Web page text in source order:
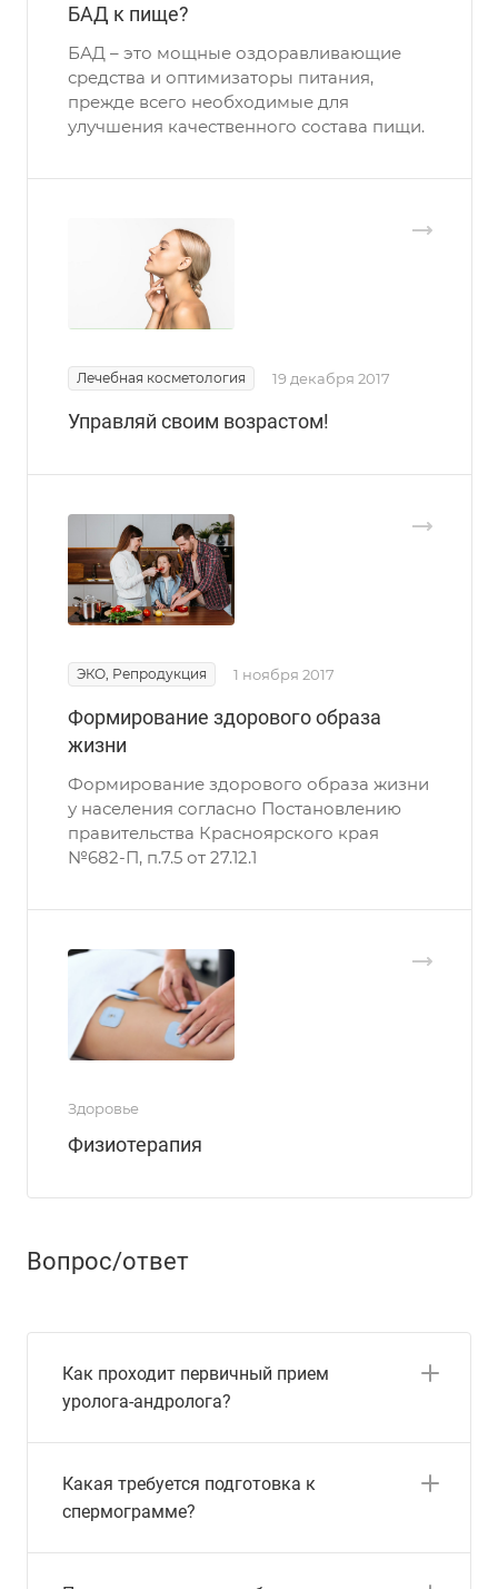
БАД к пище?
БАД – это мощные оздоравливающие
средства и оптимизаторы питания,
прежде всего необходимые для
улучшения качественного состава пищи.
Лечебная косметология 19 декабря 2017
Управляй своим возрастом!
ЭКО, Репродукция 1 ноября 2017
Формирование здорового образа
жизни
Формирование здорового образа жизни
у населения согласно Постановлению
правительства Красноярского края
№682-П, п.7.5 от 27.12.1
Здоровье
Физиотерапия
Вопрос/ответ
Как проходит первичный прием
уролога-андролога?
Какая требуется подготовка к
спермограмме?